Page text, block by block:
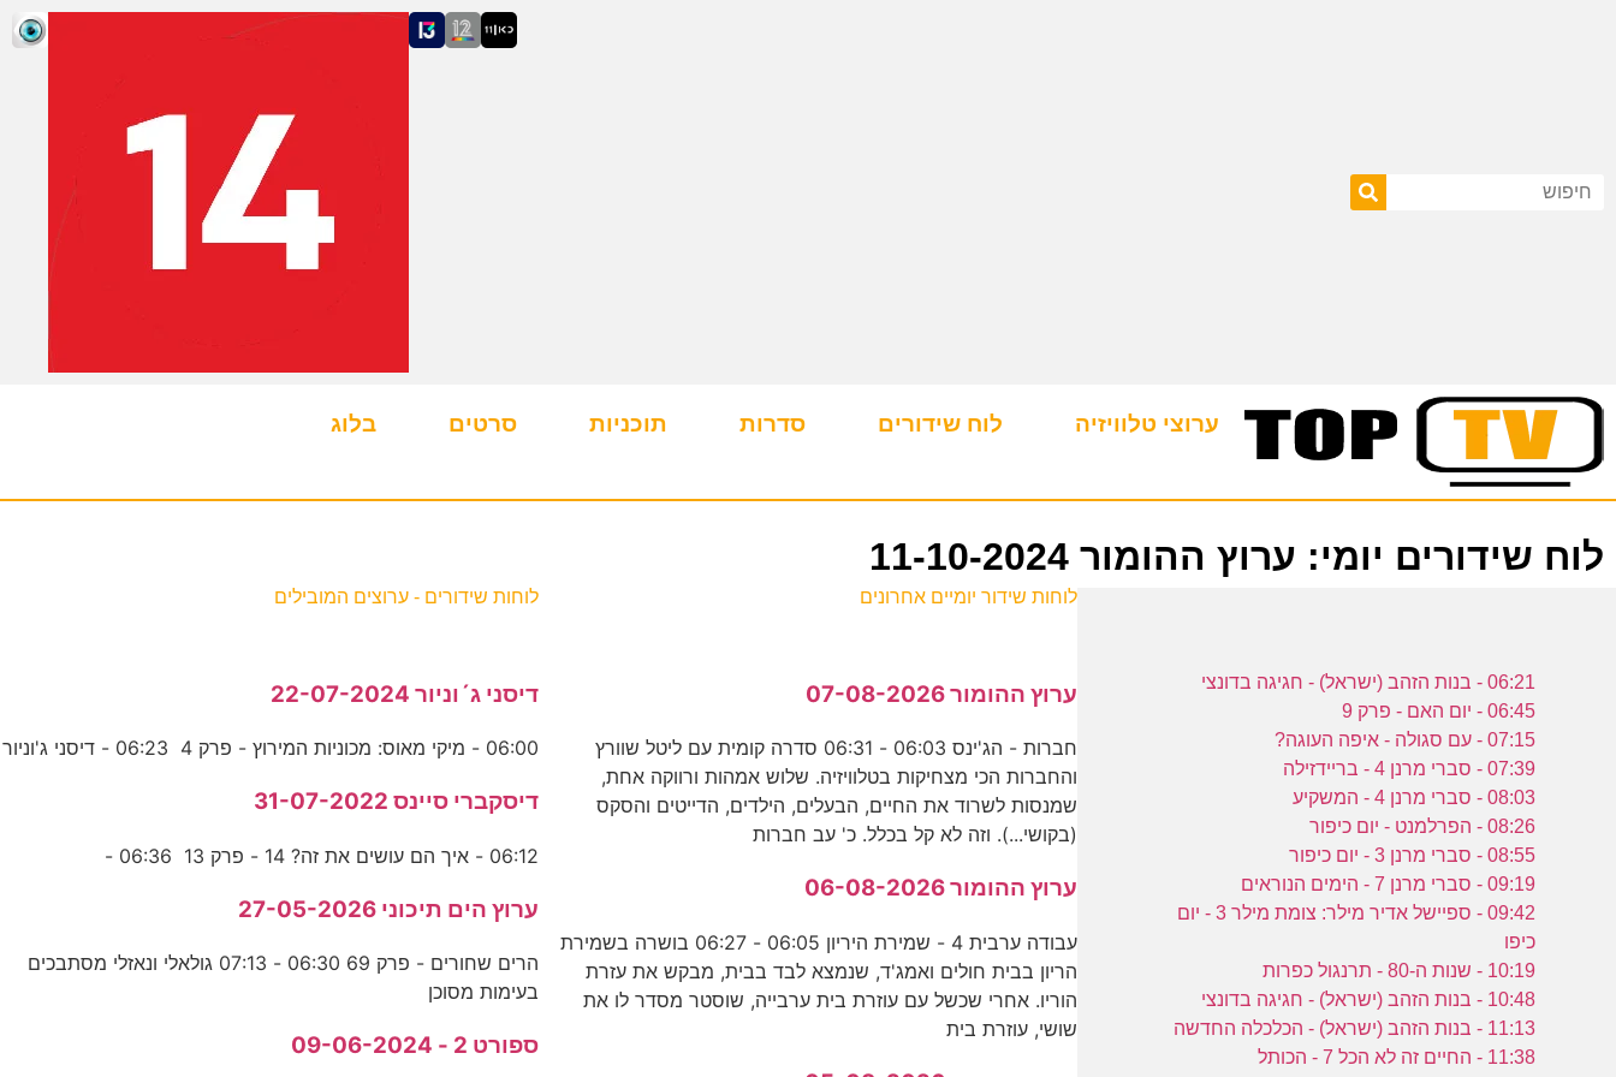
ערוצי טלוויזיה לוח שידורים סדרות תוכניות סרטים בלוג
לוח שידורים יומי: ערוץ ההומור 11-10-2024
06:21 - בנות הזהב (ישראל) - חגיגה בדונצי
06:45 - יום האם - פרק 9
07:15 - עם סגולה - איפה העוגה?
07:39 - סברי מרנן 4 - בריידזילה
08:03 - סברי מרנן 4 - המשקיע
08:26 - הפרלמנט - יום כיפור
08:55 - סברי מרנן 3 - יום כיפור
09:19 - סברי מרנן 7 - הימים הנוראים
09:42 - ספיישל אדיר מילר: צומת מילר 3 - יום
כיפו
10:19 - שנות ה-80 - תרנגול כפרות
10:48 - בנות הזהב (ישראל) - חגיגה בדונצי
11:13 - בנות הזהב (ישראל) - הכלכלה החדשה
11:38 - החיים זה לא הכל 7 - הכותל
לוחות שידור יומיים אחרונים
ערוץ ההומור 07-08-2026
חברות - הג'ינס 06:03 - 06:31 סדרה קומית עם ליטל שוורץ
והחברות הכי מצחיקות בטלוויזיה. שלוש אמהות ורווקה אחת,
שמנסות לשרוד את החיים, הבעלים, הילדים, הדייטים והסקס
(בקושי...). וזה לא קל בכלל. כ' עב חברות
ערוץ ההומור 06-08-2026
עבודה ערבית 4 - שמירת היריון 06:05 - 06:27 בושרה בשמירת
הריון בבית חולים ואמג'ד, שנמצא לבד בבית, מבקש את עזרת
הוריו. אחרי שכשל עם עוזרת בית ערבייה, שוסטר מסדר לו את
שושי, עוזרת בית
לוחות שידורים - ערוצים המובילים
דיסני ג´וניור 22-07-2024
06:00 - מיקי מאוס: מכוניות המירוץ - פרק 4 06:23 - דיסני ג'וניור
דיסקברי סיינס 31-07-2022
06:12 - איך הם עושים את זה? 14 - פרק 13 06:36 -
ערוץ הים תיכוני 27-05-2026
הרים שחורים - פרק 69 06:30 - 07:13 גולאלי ונאזלי מסתבכים
בעימות מסוכן
ספורט 2 - 09-06-2024